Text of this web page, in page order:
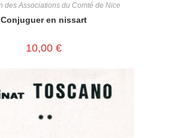
des Associations du Comté de Nice
Conjuguer en nissart
10,00 €